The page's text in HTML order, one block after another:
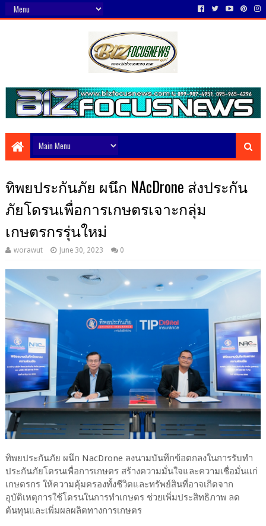
ทิพยประกันภัย ผนึก NAcDrone ส่งประกัน
ภัยโดรนเพื่อการเกษตรเจาะกลุ่ม
เกษตรกรรุ่นใหม่
worawut June 30, 2023 0
ทิพยประกันภัย ผนึก NacDrone ลงนามบันทึกข้อตกลงในการรับทำ
ประกันภัยโดรนเพื่อการเกษตร สร้างความมั่นใจและความเชื่อมั่นแก่
เกษตรกร ให้ความคุ้มครองทั้งชีวิตและทรัพย์สินที่อาจเกิดจาก
อุบัติเหตุการใช้โดรนในการทำเกษตร ช่วยเพิ่มประสิทธิภาพ ลด
ต้นทุนและเพิ่มผลผลิตทางการเกษตร